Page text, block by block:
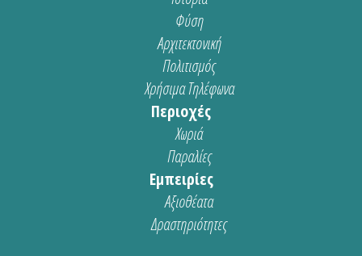
Φύση
Αρχιτεκτονική
Πολιτισμός
Χρήσιμα Τηλέφωνα
Περιοχές
Χωριά
Παραλίες
Εμπειρίες
Αξιοθέατα
Δραστηριότητες